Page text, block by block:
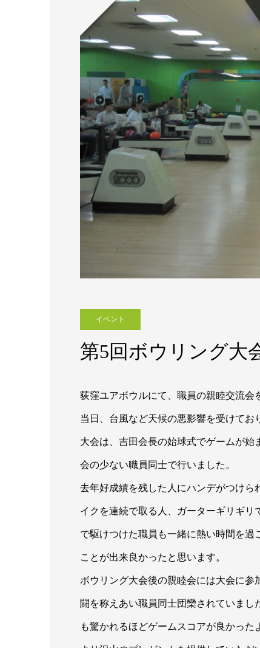
イベント
第5回ボウリング大
荻窪ユアボウルにて、職員の親睦交流会
当日、台風など天候の悪影響を受けて
大会は、吉田会長の始球式でゲームが
会の少ない職員同士で行いました。
去年好成績を残した人にハンデがつけら
イクを連続で取る人、ガーターギリギ
で駆けつけた職員も一緒に熱い時間を
ことが出来良かったと思います。
ボウリング大会後の親睦会には大会に
闘を称えあい職員同士団欒されていま
も驚かれるほどゲームスコアが良かっ